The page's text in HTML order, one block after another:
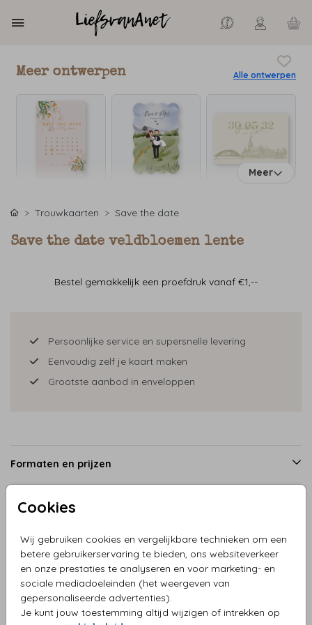
Cookies
Wij gebruiken cookies en vergelijkbare technieken om een
betere gebruikerservaring te bieden, ons websiteverkeer
en onze prestaties te analyseren en voor marketing- en
sociale mediadoeleinden (het weergeven van
gepersonaliseerde advertenties).
Je kunt jouw toestemming altijd wijzigen of intrekken op
Meer ontwerpen Alle ontwerpen
Meer
Trouwkaarten Save the date
Save the date veldbloemen lente
Bestel gemakkelijk een proefdruk vanaf €1,--
Persoonlijke service en supersnelle levering
Eenvoudig zelf je kaart maken
Grootste aanbod in enveloppen
Formaten en prijzen
Omschrijving
Save the date veldbloemen lente